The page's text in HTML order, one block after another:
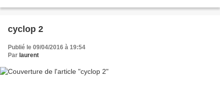
cyclop 2
Publié le 09/04/2016 à 19:54
Par laurent